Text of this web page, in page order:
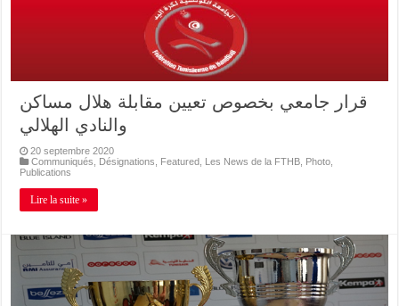
قرار جامعي بخصوص تعيين مقابلة هلال مساكن
والنادي الهلالي
20 septembre 2020
Communiqués
Désignations Featured Les News de la FTHB Photo
Publications
Lire la suite »